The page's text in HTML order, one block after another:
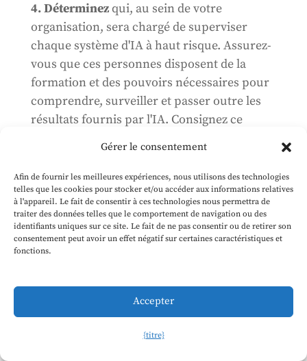
Gérer le consentement
Afin de fournir les meilleures expériences, nous utilisons des technologies
telles que les cookies pour stocker et/ou accéder aux informations relatives
à l'appareil. Le fait de consentir à ces technologies nous permettra de
traiter des données telles que le comportement de navigation ou des
identifiants uniques sur ce site. Le fait de ne pas consentir ou de retirer son
consentement peut avoir un effet négatif sur certaines caractéristiques et
fonctions.
Accepter
{titre}
4. Déterminezqui, au sein de votre
organisation, sera chargé de superviser
chaque système d'IA à haut risque. Assurez-
vous que ces personnes disposent de la
formation et des pouvoirs nécessaires pour
comprendre, surveiller et passer outre les
résultats fournis par l'IA. Consignez ce
processus par écrit.
obligatoires et les cadres explicatifs dont
vous aurez besoin pour informer les
candidats et les employés sur l'utilisation de
l'IA. Sur un marché du travail où
transparence quant à votre utilisation de la
technologie constitue un atout
concurrentiel, et non un fardeau.